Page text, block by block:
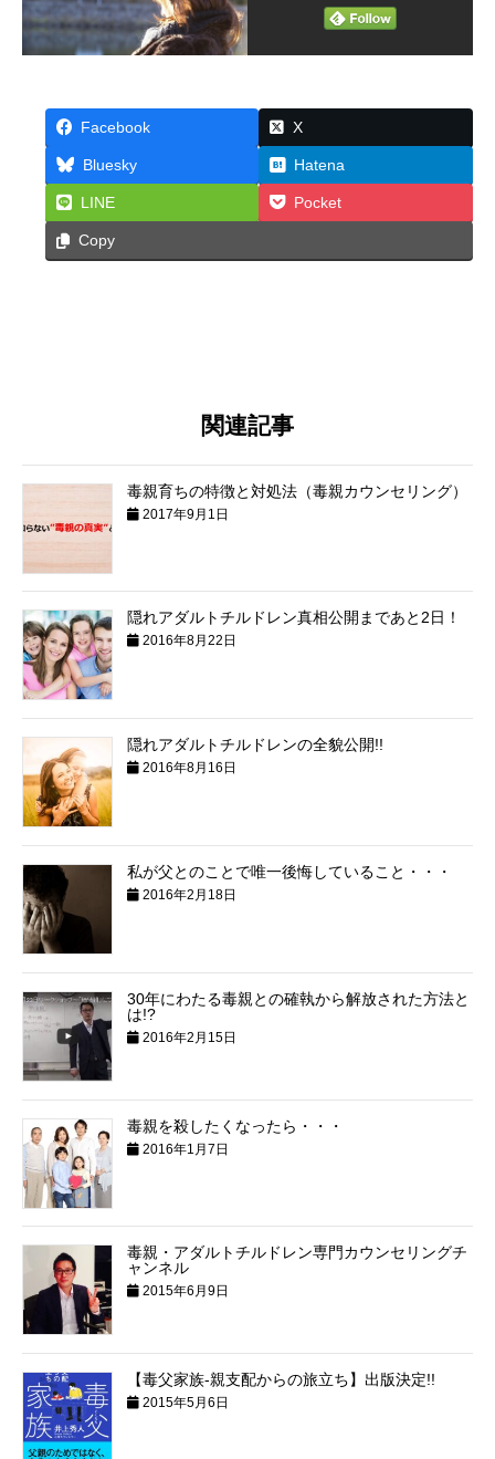
Facebook X
Bluesky Hatena
LINE Pocket
Copy
関連記事
毒親育ちの特徴と対処法（毒親カウンセリング）
2017年9月1日
隠れアダルトチルドレン真相公開まであと2日！
2016年8月22日
隠れアダルトチルドレンの全貌公開!!
2016年8月16日
私が父とのことで唯一後悔していること・・・
2016年2月18日
30年にわたる毒親との確執から解放された方法と
は!?
2016年2月15日
毒親を殺したくなったら・・・
2016年1月7日
毒親・アダルトチルドレン専門カウンセリングチ
ャンネル
2015年6月9日
【毒父家族‐親支配からの旅立ち】出版決定!!
2015年5月6日